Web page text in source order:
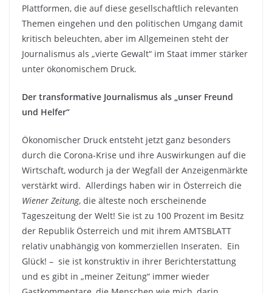
Plattformen, die auf diese gesellschaftlich relevanten
Themen eingehen und den politischen Umgang damit
kritisch beleuchten, aber im Allgemeinen steht der
Journalismus als „vierte Gewalt“ im Staat immer stärker
unter ökonomischem Druck.
Der transformative Journalismus als „unser Freund
und Helfer“
Ökonomischer Druck entsteht jetzt ganz besonders
durch die Corona-Krise und ihre Auswirkungen auf die
Wirtschaft, wodurch ja der Wegfall der Anzeigenmärkte
verstärkt wird. Allerdings haben wir in Österreich die
Wiener Zeitung, die älteste noch erscheinende
Tageszeitung der Welt! Sie ist zu 100 Prozent im Besitz
der Republik Österreich und mit ihrem AMTSBLATT
relativ unabhängig von kommerziellen Inseraten. Ein
Glück! – sie ist konstruktiv in ihrer Berichterstattung
und es gibt in „meiner Zeitung“ immer wieder